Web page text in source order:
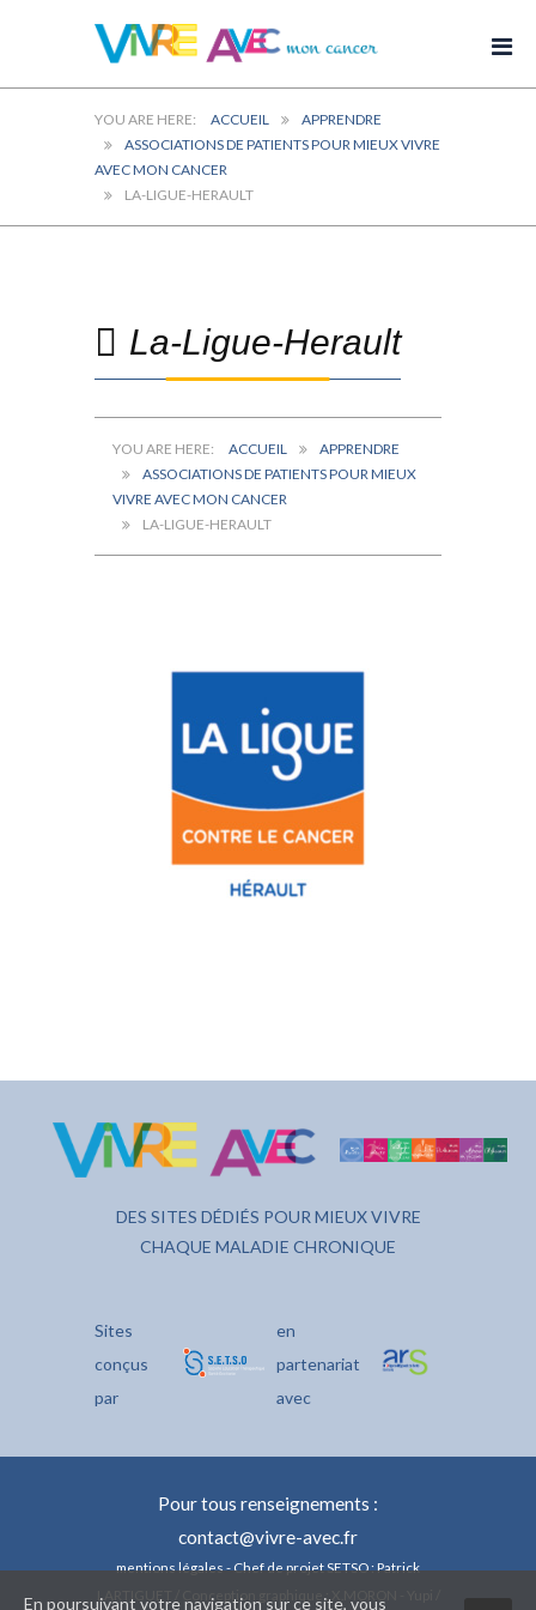
ACCUEIL
APPRENDRE
ASSOCIATIONS DE PATIENTS POUR MIEUX VIVRE
AVEC MON CANCER
LA-LIGUE-HERAULT
La-Ligue-Herault
ACCUEIL
APPRENDRE
ASSOCIATIONS DE PATIENTS POUR MIEUX
VIVRE AVEC MON CANCER
LA-LIGUE-HERAULT
DES SITES DÉDIÉS POUR MIEUX VIVRE
CHAQUE MALADIE CHRONIQUE
Sites
conçus
par
en
partenariat
avec
Pour tous renseignements :
contact@vivre-avec.fr
mentions légales - Chef de projet SETSO : Patrick
En poursuivant votre navigation sur ce site, vous